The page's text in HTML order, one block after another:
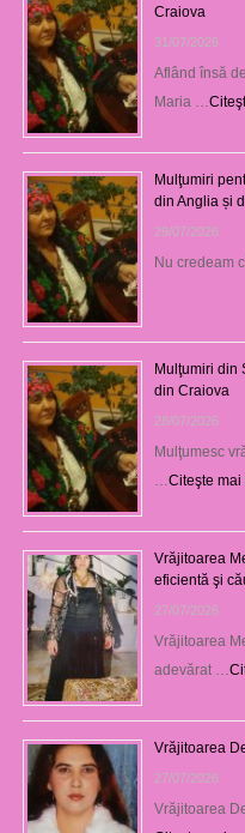
Craiova
31/07/2026
Aflând însă
Maria …
Mulţumiri
din Anglia și
29/07/2026
Nu credeam
Mulţumiri din
din Craiova
28/07/2026
Mulţumesc
Citeşte mai
Vrăjitoarea
eficientă şi
27/07/2026
Vrăjitoarea
adevărat …
Vrăjitoarea
27/07/2026
Vrăjitoarea